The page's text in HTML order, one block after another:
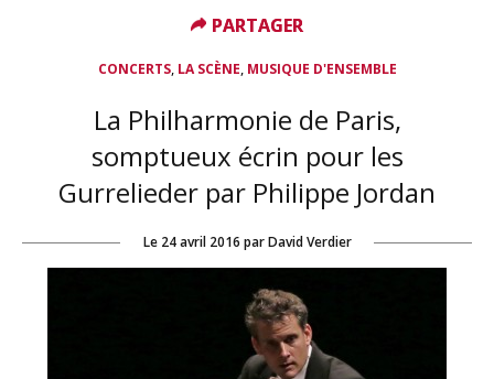
CONCERTS, LA SCÈNE, MUSIQUE D'ENSEMBLE
La Philharmonie de Paris,
somptueux écrin pour les
Gurrelieder par Philippe Jordan
Le 24 avril 2016 par David Verdier
PARTAGER
PARTAGER